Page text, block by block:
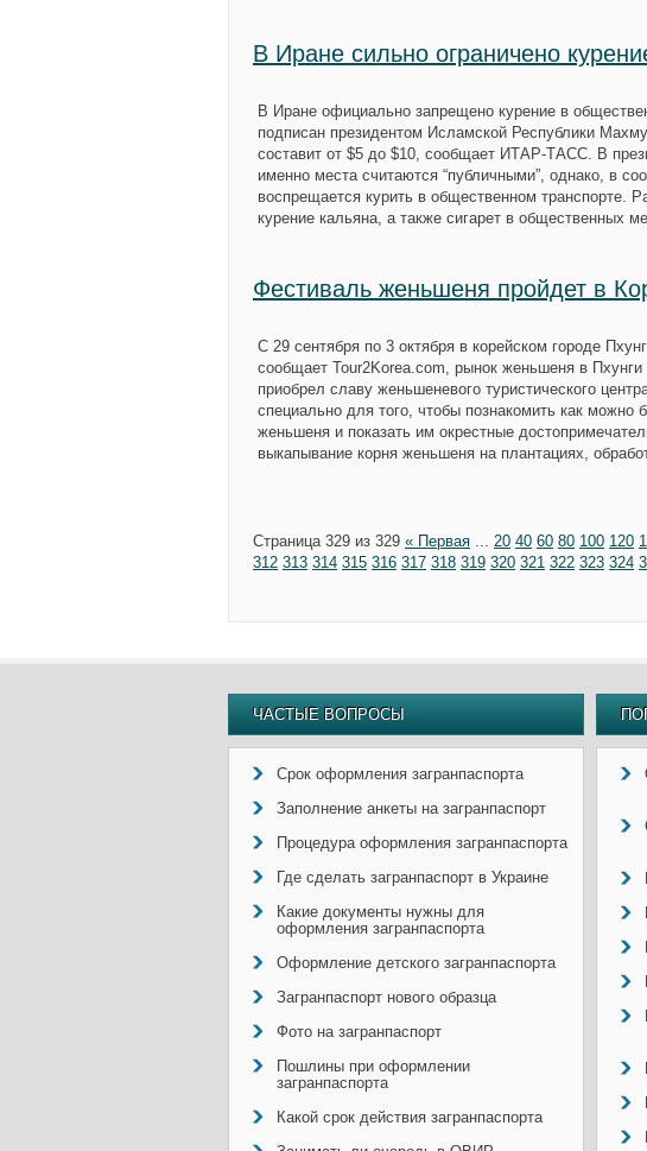
В Иране сильно ограничено
В Иране официально запрещено курение в
подписан президентом Исламской Республики
составит от $5 до $10, сообщает ИТАР-ТАСС. В
именно места считаются “публичными”, однако, в
воспрещается курить в общественном транспорте.
курение кальяна, а также сигарет в общественных
Фестиваль женьшеня пройдет в
C 29 сентября по 3 октября в корейском городе
сообщает Tour2Korea.com, рынок женьшеня в Пхунги
приобрел славу женьшеневого туристического
специально для того, чтобы познакомить как можно
женьшеня и показать им окрестные
выкапывание корня женьшеня на плантациях,
Страница 329 из 329 « Первая ... 20 40 60 80 100 120
312 313 314 315 316 317 318 319 320 321 322 323 324
ЧАСТЫЕ ВОПРОСЫ
Срок оформления загранпаспорта
Заполнение анкеты на загранпаспорт
Процедура оформления загранпаспорта
Где сделать загранпаспорт в Украине
Какие документы нужны для
оформления загранпаспорта
Оформление детского загранпаспорта
Загранпаспорт нового образца
Фото на загранпаспорт
Пошлины при оформлении
загранпаспорта
Какой срок действия загранпаспорта